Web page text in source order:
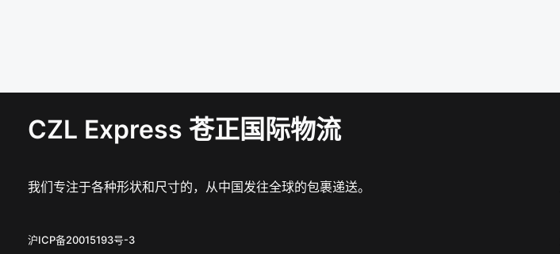
CZL Express 苍正国际物流
我们专注于各种形状和尺寸的，从中国发往全球的包裹递送。
沪ICP备20015193号-3